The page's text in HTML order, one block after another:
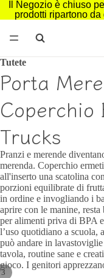
Il Negozio è chiuso
prodotti ripartono
3
Tutete
Porta
Coperchio
Trucks
Pranzi e merende
merenda. Coperchio
all'inserto una scatolina
porzioni equilibrate di
in ordine e invogliando i
aprire con le manine,
per alimenti priva di BPA
l’uso quotidiano a scuola,
può andare in
tavola, routine sane e
gioco. I genitori